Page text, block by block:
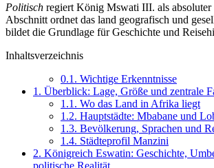
Politisch regiert König Mswati III. als
Abschnitt ordnet das land geografisch und
bildet die Grundlage für Geschichte und
Inhaltsverzeichnis
0.1. Wichtige Erkenntnisse
1. Überblick: Lage, Größe und zentrale
1.1. Wo das Land in Afrika liegt
1.2. Hauptstädte: Mbabane und
1.3. Bevölkerung, Sprachen und
1.4. Städteprofil Manzini
2. Königreich Eswatin: Geschichte,
politische Realität